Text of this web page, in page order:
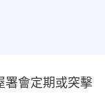
署會定期或突擊